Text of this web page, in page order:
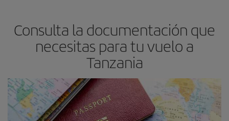
Consulta la documentación que
necesitas para tu vuelo a
Tanzania